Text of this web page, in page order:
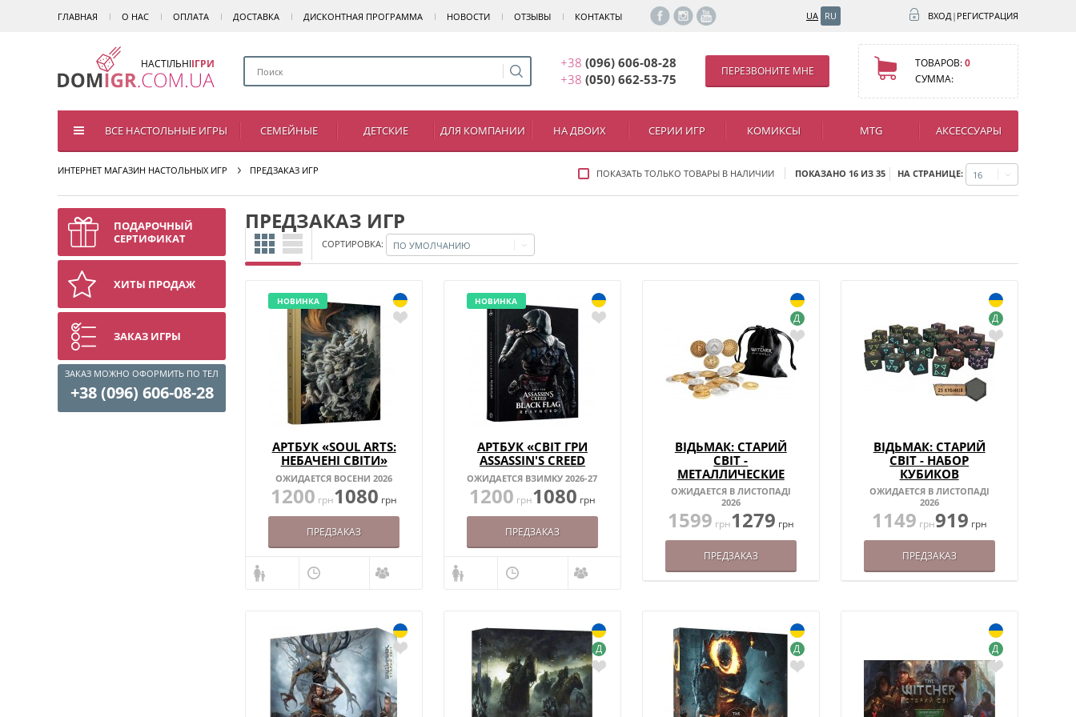
ГЛАВНАЯ О НАС ОПЛАТА ДОСТАВКА ДИСКОНТНАЯ ПРОГРАММА НОВОСТИ ОТЗЫВЫ КОНТАКТЫ UA RU ВХОД| РЕГИСТРАЦИЯ
НАСТІЛЬНІІГРИ +38 (096) 606-08-28
+38 (050) 662-53-75
ПЕРЕЗВОНИТЕ МНЕ
ТОВАРОВ:0
СУММА:
ВСЕ НАСТОЛЬНЫЕ ИГРЫ СЕМЕЙНЫЕ ДЕТСКИЕ ДЛЯ КОМПАНИИ НА ДВОИХ СЕРИИ ИГР КОМИКСЫ MTG АКСЕССУАРЫ
ИНТЕРНЕТ МАГАЗИН НАСТОЛЬНЫХ ИГР ПРЕДЗАКАЗ ИГР ПОКАЗАТЬ ТОЛЬКО ТОВАРЫ В НАЛИЧИИ ПОКАЗАНО 16 ИЗ 35 НА СТРАНИЦЕ: 16
ПОДАРОЧНЫЙ
СЕРТИФИКАТ
ХИТЫ ПРОДАЖ
ЗАКАЗ ИГРЫ
ЗАКАЗ МОЖНО ОФОРМИТЬ ПО ТЕЛ
+38 (096) 606-08-28
ПРЕДЗАКАЗ ИГР
СОРТИРОВКА: ПО УМОЛЧАНИЮ
НОВИНКА
АРТБУК «SOUL ARTS:
НЕБАЧЕНІ СВІТИ»
ОЖИДАЕТСЯ ВОСЕНИ 2026
1200 грн1080 грн
ПРЕДЗАКАЗ
НОВИНКА
АРТБУК «СВІТ ГРИ
ASSASSIN'S CREED
BLACK FLAG
RESYNCED»
ОЖИДАЕТСЯ ВЗИМКУ 2026-27
1200 грн1080 грн
ПРЕДЗАКАЗ
Д
ВІДЬМАК: СТАРИЙ
СВІТ -
МЕТАЛЛИЧЕСКИЕ
МОНЕТЫ
ОЖИДАЕТСЯ В ЛИСТОПАДІ
2026
1599 грн1279 грн
ПРЕДЗАКАЗ
Д
ВІДЬМАК: СТАРИЙ
СВІТ - НАБОР
КУБИКОВ
ОЖИДАЕТСЯ В ЛИСТОПАДІ
2026
1149 грн919 грн
ПРЕДЗАКАЗ
Д Д Д